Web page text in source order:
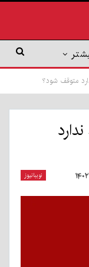
متوقف شود؟
نوببانیوز